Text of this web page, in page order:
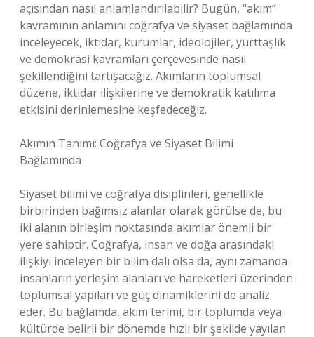
açısından nasıl anlamlandırılabilir? Bugün, “akım”
kavramının anlamını coğrafya ve siyaset bağlamında
inceleyecek, iktidar, kurumlar, ideolojiler, yurttaşlık
ve demokrasi kavramları çerçevesinde nasıl
şekillendiğini tartışacağız. Akımların toplumsal
düzene, iktidar ilişkilerine ve demokratik katılıma
etkisini derinlemesine keşfedeceğiz.
Akımın Tanımı: Coğrafya ve Siyaset Bilimi
Bağlamında
Siyaset bilimi ve coğrafya disiplinleri, genellikle
birbirinden bağımsız alanlar olarak görülse de, bu
iki alanın birleşim noktasında akımlar önemli bir
yere sahiptir. Coğrafya, insan ve doğa arasındaki
ilişkiyi inceleyen bir bilim dalı olsa da, aynı zamanda
insanların yerleşim alanları ve hareketleri üzerinden
toplumsal yapıları ve güç dinamiklerini de analiz
eder. Bu bağlamda, akım terimi, bir toplumda veya
kültürde belirli bir dönemde hızlı bir şekilde yayılan